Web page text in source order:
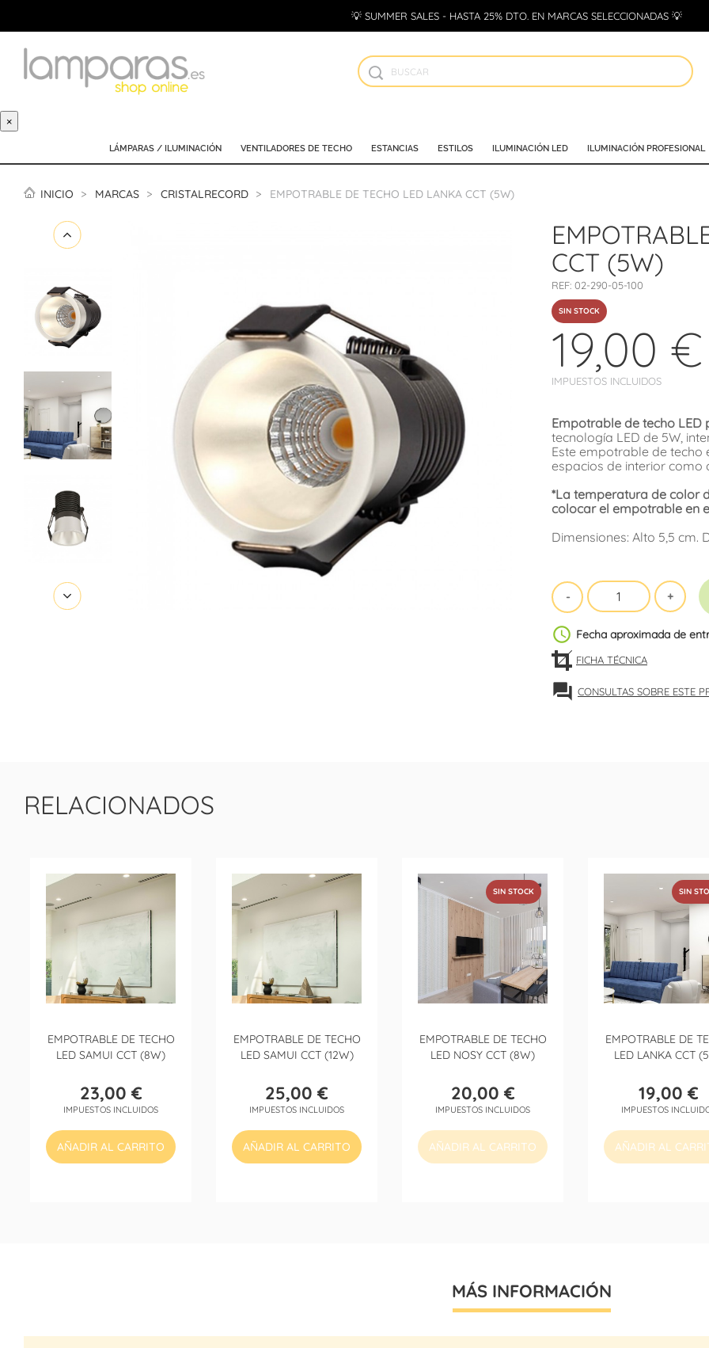
💡 SUMMER SALES - HASTA 25% DTO. EN MARCAS SELECCIONADAS 💡
×
LÁMPARAS / ILUMINACIÓN VENTILADORES DE TECHO ESTANCIAS ESTILOS ILUMINACIÓN LED ILUMINACIÓN PROFESIONAL
INICIO MARCAS CRISTALRECORD EMPOTRABLE DE TECHO LED LANKA CCT (5W)
CCT (5W)
REF: 02-290-05-100
SIN STOCK
19,00 €
IMPUESTOS INCLUIDOS
Empotrable de techo LED
tecnología LED de 5W,
Este empotrable de
espacios de interior como
*La temperatura de color
colocar el empotrable en
Dimensiones: Alto 5,5 cm.
schedule Fecha aproximada de
FICHA TÉCNICA
forum CONSULTAS SOBRE ESTE
RELACIONADOS
EMPOTRABLE DE TECHO
LED SAMUI CCT (8W)
Precio
23,00 €
IMPUESTOS INCLUIDOS
AÑADIR AL CARRITO
EMPOTRABLE DE TECHO
LED SAMUI CCT (12W)
Precio
25,00 €
IMPUESTOS INCLUIDOS
AÑADIR AL CARRITO
EMPOTRABLE DE TECHO
LED NOSY CCT (8W)
Precio
20,00 €
IMPUESTOS INCLUIDOS
SIN STOCK
AÑADIR AL CARRITO
EMPOTRABLE DE
LED LANKA CCT
Precio
19,00 €
IMPUESTOS
SIN
AÑADIR AL
MÁS INFORMACIÓN